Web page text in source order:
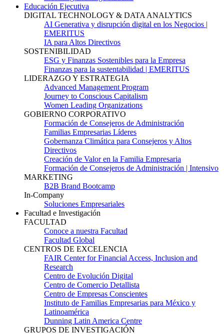
Educación Ejecutiva
DIGITAL TECHNOLOGY & DATA ANALYTICS
AI Generativa y disrupción digital en los Negocios |
EMERITUS
IA para Altos Directivos
SOSTENIBILIDAD
ESG y Finanzas Sostenibles para la Empresa
Finanzas para la sustentabilidad | EMERITUS
LIDERAZGO Y ESTRATEGIA
Advanced Management Program
Journey to Conscious Capitalism
Women Leading Organizations
GOBIERNO CORPORATIVO
Formación de Consejeros de Administración
Familias Empresarias Líderes
Gobernanza Climática para Consejeros y Altos
Directivos
Creación de Valor en la Familia Empresaria
Formación de Consejeros de Administración | Intensivo
MARKETING
B2B Brand Bootcamp
In-Company
Soluciones Empresariales
Facultad e Investigación
FACULTAD
Conoce a nuestra Facultad
Facultad Global
CENTROS DE EXCELENCIA
FAIR Center for Financial Access, Inclusion and
Research
Centro de Evolución Digital
Centro de Comercio Detallista
Centro de Empresas Conscientes
Instituto de Familias Empresarias para México y
Latinoamérica
Dunning Latin America Centre
GRUPOS DE INVESTIGACIÓN